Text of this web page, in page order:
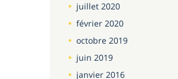
juillet 2020
février 2020
octobre 2019
juin 2019
janvier 2016